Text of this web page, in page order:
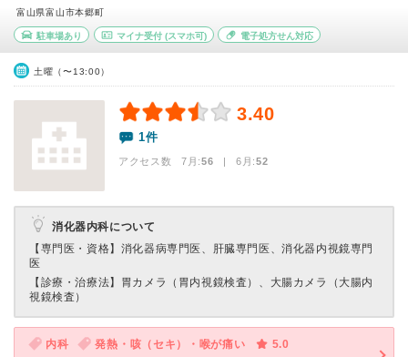
富山県富山市本郷町
駐車場あり マイナ受付(スマホ可) 電子処方せん対応
土曜（〜13:00）
3.40
1件
アクセス数 7月:56 | 6月:52
消化器内科について
【専門医・資格】 消化器病専門医、肝臓専門医、消化器内視鏡専門
医
【診療・治療法】 胃カメラ（胃内視鏡検査）、大腸カメラ（大腸内
視鏡検査）
内科 発熱・咳（セキ）・喉が痛い
5.0